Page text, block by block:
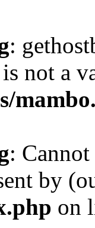
:
not a
:
by
on